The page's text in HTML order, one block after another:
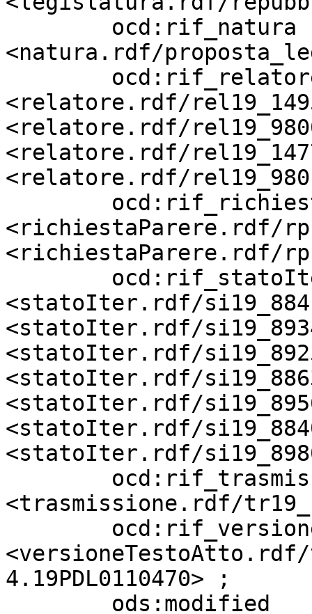
<natura.rdf/
<relatore.rdf/
<relatore.rdf/
<relatore.rdf/
<relatore.rdf/
<richiestaParere.rdf/
<richiestaParere.rdf/
<statoIter.rdf/
<statoIter.rdf/
<statoIter.rdf/
<statoIter.rdf/
<statoIter.rdf/
<statoIter.rdf/
<statoIter.rdf/
<trasmissione.rdf/
4.19PDL0110470> ;